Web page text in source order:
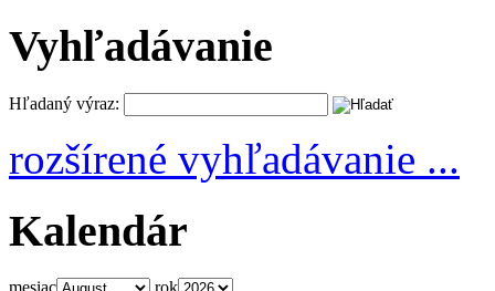
Vyhľadávanie
Hľadaný výraz:
rozšírené vyhľadávanie ...
Kalendár
mesiac rok